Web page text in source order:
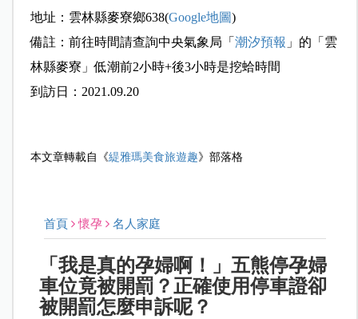
地址：雲林縣麥寮鄉638(Google地圖)
備註：前往時間請查詢中央氣象局「 潮汐預報 」的「雲
林縣麥寮」低潮前2小時+後3小時是挖蛤時間
到訪日：2021.09.20
本文章轉載自《緹雅瑪美食旅遊趣》部落格
首頁 懷孕 名人家庭
「我是真的孕婦啊！」五熊停孕婦
車位竟被開罰？正確使用停車證卻
被開罰怎麼申訴呢？